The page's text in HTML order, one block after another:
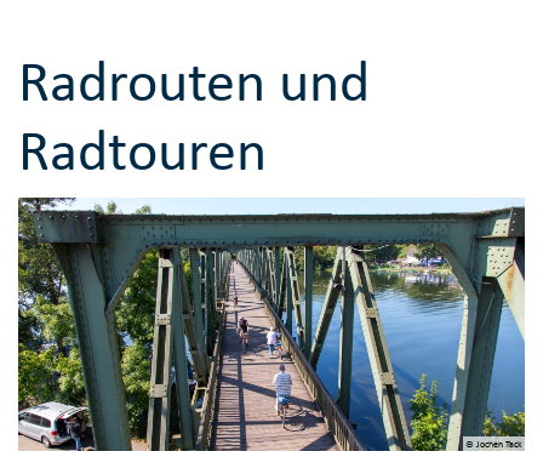
Radrouten und
Radtouren
© Jochen Tack